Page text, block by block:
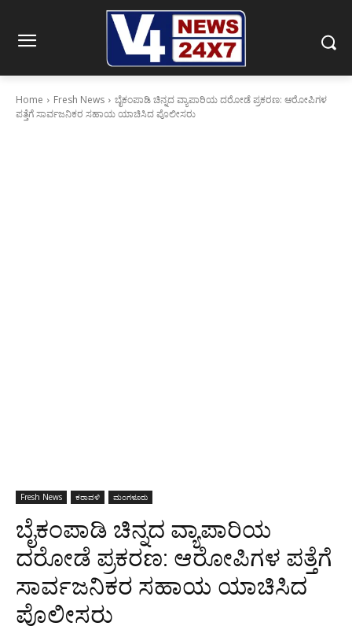
Home Fresh News
ಬೈಕಂಪಾಡಿ ಚಿನ್ನದ ವ್ಯಾಪಾರಿಯ ದರೋಡೆ ಪ್ರಕರಣ: ಆರೋಪಿಗಳ
ಪತ್ತೆಗೆ ಸಾರ್ವಜನಿಕರ ಸಹಾಯ ಯಾಚಿಸಿದ ಪೊಲೀಸರು
Fresh News ಕರಾವಳಿ ಮಂಗಳೂರು
ಬೈಕಂಪಾಡಿ ಚಿನ್ನದ ವ್ಯಾಪಾರಿಯ
ದರೋಡೆ ಪ್ರಕರಣ: ಆರೋಪಿಗಳ ಪತ್ತೆಗೆ
ಸಾರ್ವಜನಿಕರ ಸಹಾಯ ಯಾಚಿಸಿದ
ಪೊಲೀಸರು